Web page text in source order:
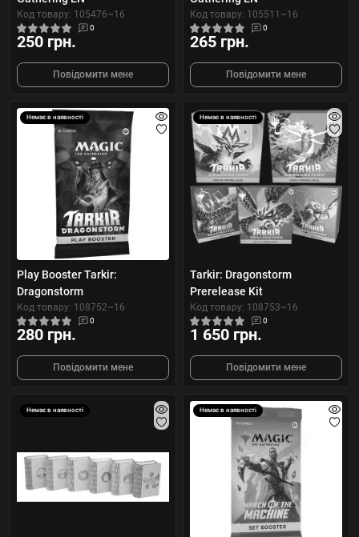
Код товару: 105476~16
0
250 грн.
Повідомити мене
Код товару: 105511~16
0
265 грн.
Повідомити мене
Немає в наявності
Play Booster Tarkir:
Dragonstorm
Код товару: 108752~16
0
280 грн.
Повідомити мене
Немає в наявності
Tarkir: Dragonstorm
Prerelease Kit
Код товару: 108753~16
0
1 650 грн.
Повідомити мене
Немає в наявності Немає в наявності